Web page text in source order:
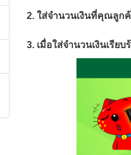
2. ใส่จำนวนเงินที่คุณลูก
3. เมื่อใส่จำนวนเงินเรีย